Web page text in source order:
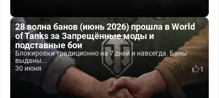
28 волна банов (июнь 2026) прошла в World
of Tanks за Запрещённые моды и
подставные бои
Блокировки традиционно на 7 дней и навсегда. Баны
выданы...
30 июня
1